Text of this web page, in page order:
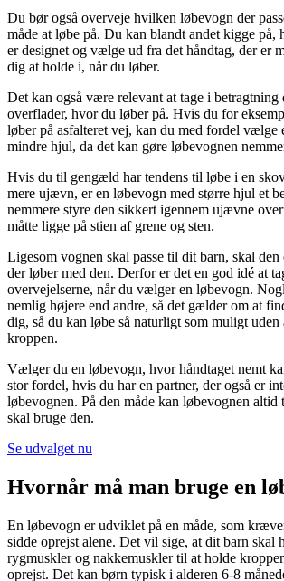
Du bør også overveje hvilken løbevogn der
måde at løbe på. Du kan blandt andet kigge på,
er designet og vælge ud fra det håndtag, der er
dig at holde i, når du løber.
Det kan også være relevant at tage i betragtning
overflader, hvor du løber på. Hvis du for
løber på asfalteret vej, kan du med fordel vælge
mindre hjul, da det kan gøre løbevognen
Hvis du til gengæld har tendens til løbe i en
mere ujævn, er en løbevogn med større hjul et
nemmere styre den sikkert igennem ujævne
måtte ligge på stien af grene og sten.
Ligesom vognen skal passe til dit barn, skal den
der løber med den. Derfor er det en god idé at
overvejelserne, når du vælger en løbevogn.
nemlig højere end andre, så det gælder om at
dig, så du kan løbe så naturligt som muligt uden
kroppen.
Vælger du en løbevogn, hvor håndtaget nemt
stor fordel, hvis du har en partner, der også er
løbevognen. På den måde kan løbevognen altid
skal bruge den.
Se udvalget nu
Hvornår må man bruge en
En løbevogn er udviklet på en måde, som
sidde oprejst alene. Det vil sige, at dit barn skal
rygmuskler og nakkemuskler til at holde
oprejst. Det kan børn typisk i alderen 6-8